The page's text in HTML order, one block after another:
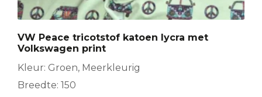
VW Peace tricotstof katoen lycra met
Volkswagen print
Kleur: Groen, Meerkleurig
Breedte: 150